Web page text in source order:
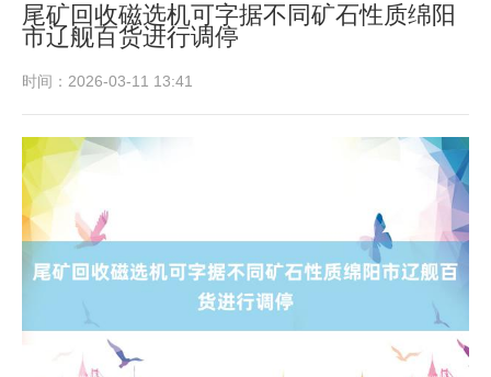
尾矿回收磁选机可字据不同矿石性质绵阳
市辽舰百货进行调停
时间：2026-03-11 13:41